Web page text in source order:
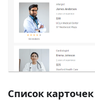
Список карточек